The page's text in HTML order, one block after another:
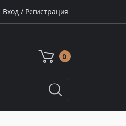
Вход / Регистрация
0